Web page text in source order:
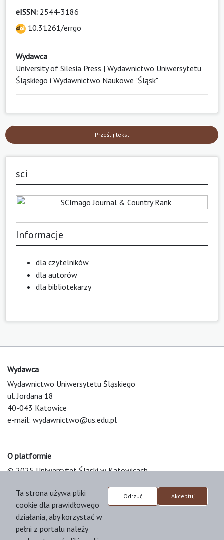
eISSN: 2544-3186
10.31261/errgo
Wydawca
University of Silesia Press | Wydawnictwo Uniwersytetu
Śląskiego i Wydawnictwo Naukowe "Śląsk"
Prześlij tekst
sci
Informacje
dla czytelników
dla autorów
dla bibliotekarzy
Wydawca
Wydawnictwo Uniwersytetu Śląskiego
ul. Jordana 18
40-043 Katowice
e-mail: wydawnictwo@us.edu.pl
O platformie
© 2025 Uniwersytet Śląski w Katowicach
Platform & Workflow by OJS/PKP
Ta strona używa pliki
cookie dla prawidłowego
działania, aby korzystać w
pełni z portalu należy
Odrzuć Akceptuj